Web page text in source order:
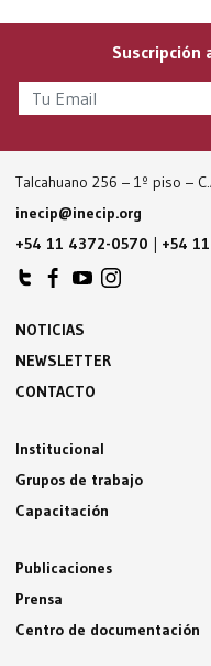
Suscripción
Talcahuano 256 – 1º piso –
inecip@inecip.org
+54 11 4372-0570 | +54
NOTICIAS
NEWSLETTER
CONTACTO
Institucional
Grupos de trabajo
Capacitación
Publicaciones
Prensa
Centro de documentación